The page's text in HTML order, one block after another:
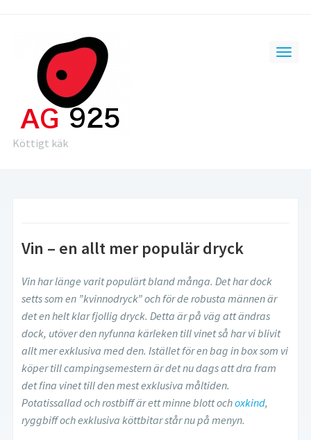
Köttigt käk
Vin – en allt mer populär dryck
Vin har länge varit populärt bland många. Det har dock
setts som en ”kvinnodryck” och för de robusta männen är
det en helt klar fjollig dryck. Detta är på väg att ändras
dock, utöver den nyfunna kärleken till vinet så har vi blivit
allt mer exklusiva med den. Istället för en bag in box som vi
köper till campingsemestern är det nu dags att dra fram
det fina vinet till den mest exklusiva måltiden.
Potatissallad och rostbiff är ett minne blott ochoxkind,
ryggbiff och exklusiva köttbitar står nu på menyn.